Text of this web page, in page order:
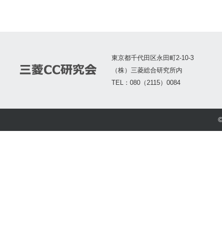
東京都千代田区永田町2-10-3
（株）三菱総合研究所内
TEL：080（2115）0084